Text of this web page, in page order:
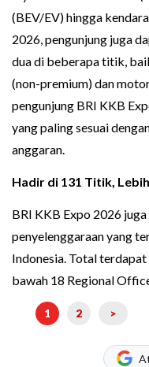
(BEV/EV) hingga
2026, pengunjung juga
dua di beberapa titik,
(non-premium) dan
pengunjung BRI KKB
yang paling sesuai
anggaran.
Hadir di 131 Titik,
BRI KKB Expo 2026
penyelenggaraan yang
Indonesia. Total
bawah 18 Regional
1 2 >